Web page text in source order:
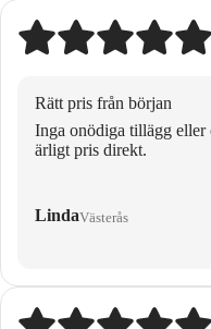
Rätt pris från början
Inga onödiga tillägg eller
ärligt pris direkt.
LindaVästerås